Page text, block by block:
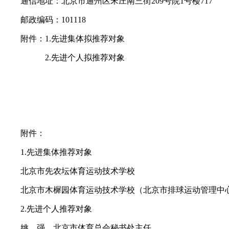
邮政编码：101118
附件：1.先进集体拟推荐对象
2.先进个人拟推荐对象
附件：
1.先进集体推荐对象
北京市先农坛体育运动技术学校
北京市木樨园体育运动技术学校（北京市排球运动管理中
2.先进个人推荐对象